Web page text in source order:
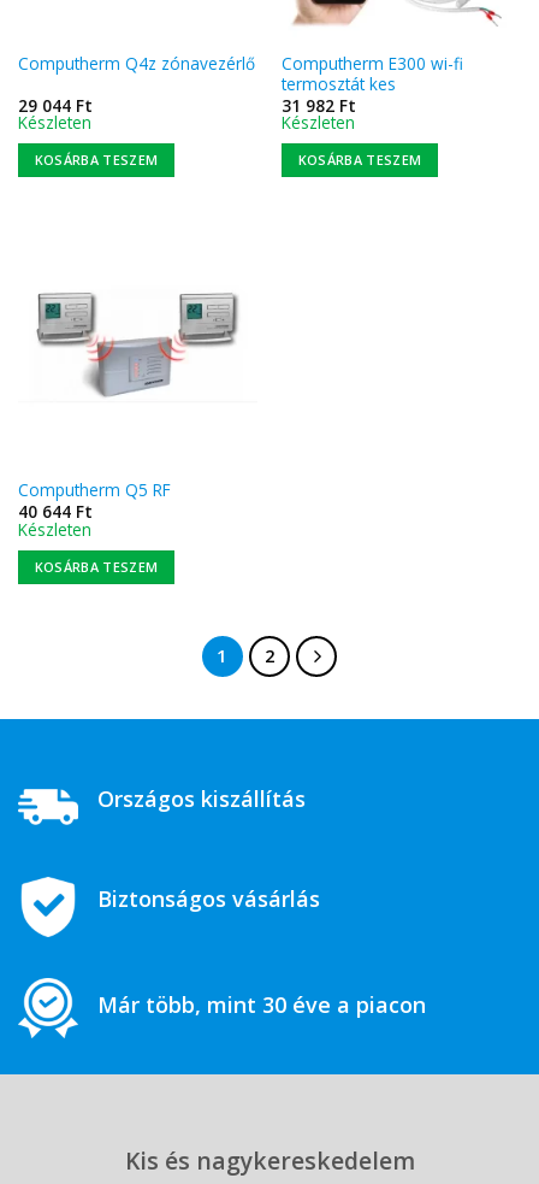
Computherm Q4z zónavezérlő
29 044 Ft
Készleten
KOSÁRBA TESZEM
Computherm E300 wi-fi
termosztát kes
31 982 Ft
Készleten
KOSÁRBA TESZEM
Computherm Q5 RF
40 644 Ft
Készleten
KOSÁRBA TESZEM
1 2
Országos kiszállítás
Biztonságos vásárlás
Már több, mint 30 éve a piacon
Kis és nagykereskedelem